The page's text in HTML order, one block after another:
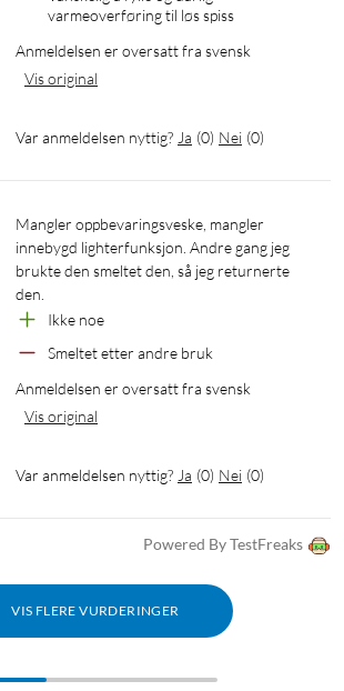
varmeoverføring til løs spiss
Anmeldelsen er oversatt fra svensk
Vis original
Var anmeldelsen nyttig? Ja (0) Nei (0)
Mangler oppbevaringsveske, mangler
innebygd lighterfunksjon. Andre gang jeg
brukte den smeltet den, så jeg returnerte
den.
Ikke noe
Smeltet etter andre bruk
Anmeldelsen er oversatt fra svensk
Vis original
Var anmeldelsen nyttig? Ja (0) Nei (0)
Powered By TestFreaks
VIS FLERE VURDERINGER